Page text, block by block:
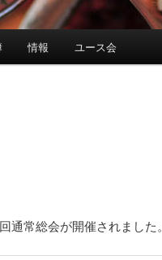
情報 ユース会
通常総会が開催されました。